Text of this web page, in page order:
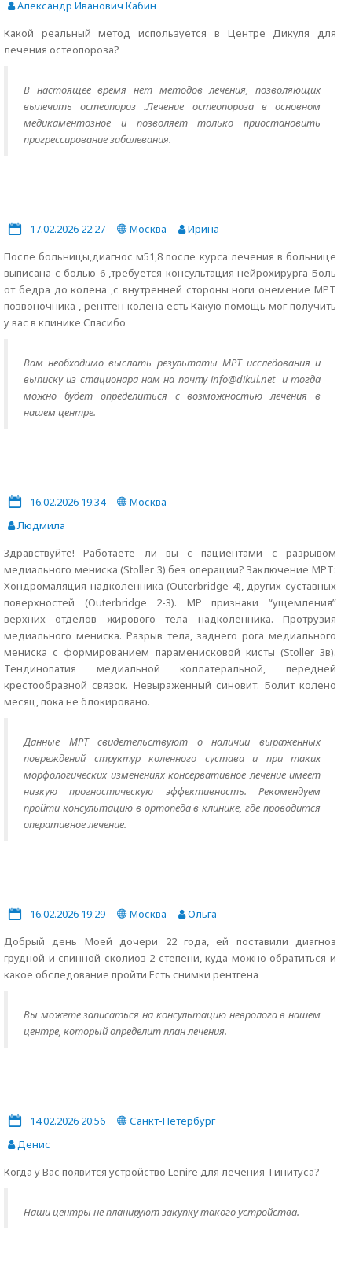
Александр Иванович Кабин
Какой реальный метод используется в Центре Дикуля для
лечения остеопороза?
В настоящее время нет методов лечения, позволяющих
вылечить остеопороз .Лечение остеопороза в основном
медикаментозное и позволяет только приостановить
прогрессирование заболевания.
17.02.2026 22:27 Москва
Ирина
После больницы,диагнос м51,8 после курса лечения в больнице
выписана с болью 6 ,требуется консультация нейрохирурга Боль
от бедра до колена ,с внутренней стороны ноги онемение МРТ
позвоночника , рентген колена есть Какую помощь мог получить
у вас в клинике Спасибо
Вам необходимо выслать результаты МРТ исследования и
выписку из стационара нам на почту info@dikul.net и тогда
можно будет определиться с возможностью лечения в
нашем центре.
16.02.2026 19:34
Москва
Людмила
Здравствуйте! Работаете ли вы с пациентами с разрывом
медиального мениска (Stoller 3) без операции? Заключение МРТ:
Хондромаляция надколенника (Outerbridge 4), других суставных
поверхностей (Outerbridge 2-3). МР признаки “ущемления”
верхних отделов жирового тела надколенника. Протрузия
медиального мениска. Разрыв тела, заднего рога медиального
мениска с формированием параменисковой кисты (Stoller 3в).
Тендинопатия медиальной коллатеральной, передней
крестообразной связок. Невыраженный синовит. Болит колено
месяц, пока не блокировано.
Данные МРТ свидетельствуют о наличии выраженных
повреждений структур коленного сустава и при таких
морфологических изменениях консервативное лечение имеет
низкую прогностическую эффективность. Рекомендуем
пройти консультацию в ортопеда в клинике, где проводится
оперативное лечение.
16.02.2026 19:29 Москва
Ольга
Добрый день Моей дочери 22 года, ей поставили диагноз
грудной и спинной сколиоз 2 степени, куда можно обратиться и
какое обследование пройти Есть снимки рентгена
Вы можете записаться на консультацию невролога в нашем
центре, который определит план лечения.
14.02.2026 20:56
Санкт-Петербург
Денис
Когда у Вас появится устройство Lenire для лечения Тинитуса?
Наши центры не планируют закупку такого устройства.